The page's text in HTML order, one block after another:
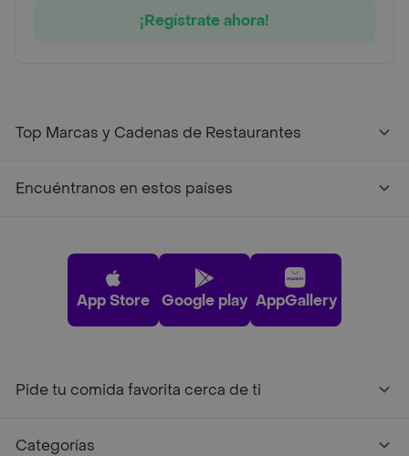
¡Regístrate ahora!
Top Marcas y Cadenas de Restaurantes
Encuéntranos en estos países
App Store Google play AppGallery
Pide tu comida favorita cerca de ti
Categorías